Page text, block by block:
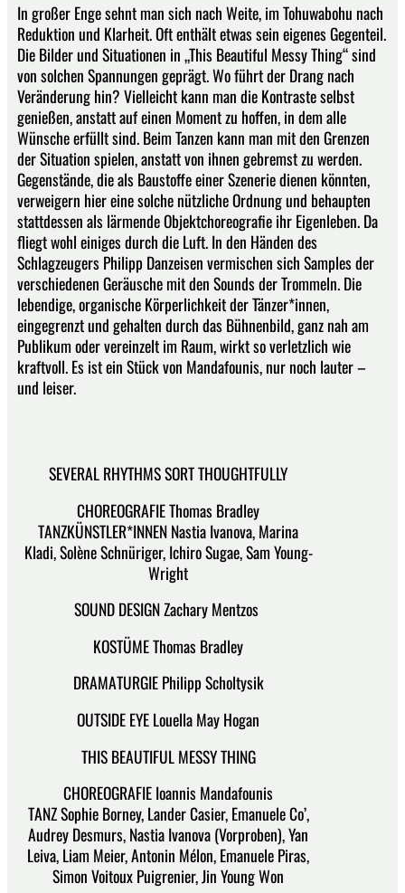
In großer Enge sehnt man sich nach Weite, im Tohuwabohu nach
Reduktion und Klarheit. Oft enthält etwas sein eigenes Gegenteil.
Die Bilder und Situationen in „This Beautiful Messy Thing“ sind
von solchen Spannungen geprägt. Wo führt der Drang nach
Veränderung hin? Vielleicht kann man die Kontraste selbst
genießen, anstatt auf einen Moment zu hoffen, in dem alle
Wünsche erfüllt sind. Beim Tanzen kann man mit den Grenzen
der Situation spielen, anstatt von ihnen gebremst zu werden.
Gegenstände, die als Baustoffe einer Szenerie dienen könnten,
verweigern hier eine solche nützliche Ordnung und behaupten
stattdessen als lärmende Objektchoreografie ihr Eigenleben. Da
fliegt wohl einiges durch die Luft. In den Händen des
Schlagzeugers Philipp Danzeisen vermischen sich Samples der
verschiedenen Geräusche mit den Sounds der Trommeln. Die
lebendige, organische Körperlichkeit der Tänzer*innen,
eingegrenzt und gehalten durch das Bühnenbild, ganz nah am
Publikum oder vereinzelt im Raum, wirkt so verletzlich wie
kraftvoll. Es ist ein Stück von Mandafounis, nur noch lauter –
und leiser.
SEVERAL RHYTHMS SORT THOUGHTFULLY
CHOREOGRAFIE Thomas Bradley
TANZKÜNSTLER*INNEN Nastia Ivanova, Marina
Kladi, Solène Schnüriger, Ichiro Sugae, Sam Young-
Wright
SOUND DESIGN Zachary Mentzos
KOSTÜME Thomas Bradley
DRAMATURGIE Philipp Scholtysik
OUTSIDE EYE Louella May Hogan
THIS BEAUTIFUL MESSY THING
CHOREOGRAFIE Ioannis Mandafounis
TANZ Sophie Borney, Lander Casier, Emanuele Co’,
Audrey Desmurs, Nastia Ivanova (Vorproben), Yan
Leiva, Liam Meier, Antonin Mélon, Emanuele Piras,
Simon Voitoux Puigrenier, Jin Young Won